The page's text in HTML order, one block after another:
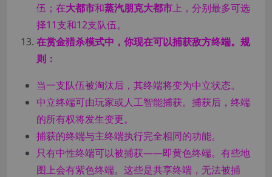
伍；在大都市和蒸汽朋克大都市上，分别最多可选
择11支和12支队伍。
在赏金猎杀模式中，你现在可以捕获敌方终端。 规
则：
当一支队伍被淘汰后，其终端将变为中立状态。
中立终端可由玩家或人工智能捕获。捕获后，终端
的所有权将发生变更。
捕获的终端与主终端执行完全相同的功能。
只有中性终端可以被捕获——即黄色终端。有些地
图上会有紫色终端。这些是共享终端，无法被捕